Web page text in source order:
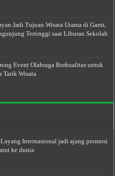
Jadi Tujuan Wisata Utama di Garut,
Tertinggi saat Liburan Sekolah
Event Olahraga Berkualitas untuk
Tarik Wisata
Internasional jadi ajang promosi
ke dunia